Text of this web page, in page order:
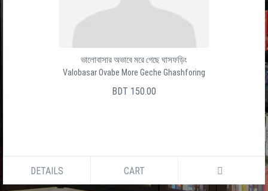
ভালোবাসার অভাবে মরে গেছে ঘাসফড়িং
Valobasar Ovabe More Geche Ghashforing
BDT 150.00
DETAILS CART